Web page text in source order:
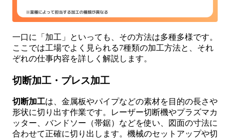
一口に「加工」といっても、その方法は多種多様です。
ここでは工場でよく見られる7種類の加工方法と、それ
ぞれの仕事内容を詳しく解説します。
切断加工・プレス加工
切断加工は、金属板やパイプなどの素材を目的の長さや
形状に切り出す作業です。レーザー切断機やプラズマカ
ッター、バンドソー（帯鋸）などを使い、図面の寸法に
合わせて正確に切り出します。機械のセットアップや切